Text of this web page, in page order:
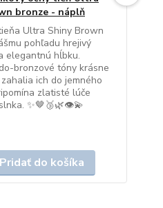
bronze - náplň
Ultra Shiny Brown
pohľadu hrejivý
elegantnú hĺbku.
bronzové tóny krásne
ich do jemného
zlatisté lúče
✨🤎🥉🌿👁️💫
Pridať do košíka